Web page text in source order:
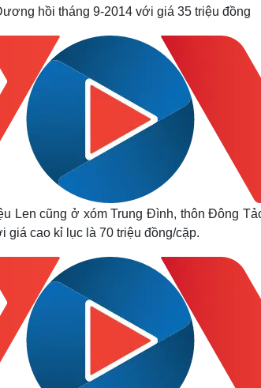
hồi tháng 9-2014 với giá 35 triệu đồng
Len cũng ở xóm Trung Đình, thôn Đông
giá cao kỉ lục là 70 triệu đồng/cặp.